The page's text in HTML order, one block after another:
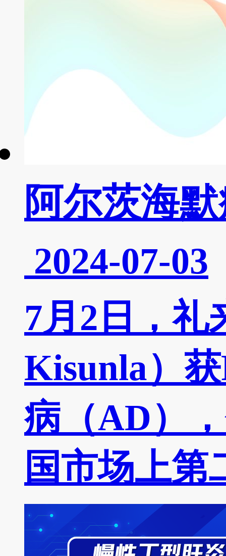
阿尔茨海
2024-07-03
7月2日，礼
Kisunla）
病（AD）
国市场上第